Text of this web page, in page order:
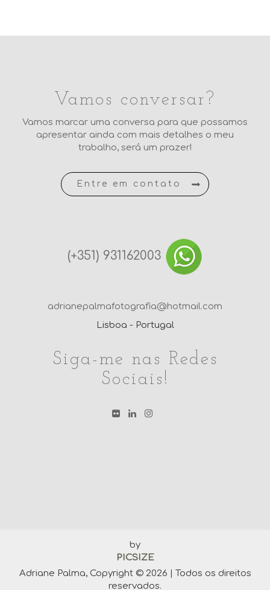
Vamos conversar?
Vamos marcar uma conversa para que possamos
apresentar ainda com mais detalhes o meu
trabalho, será um prazer!
Entre em contato
(+351) 931162003
adrianepalmafotografia@hotmail.com
Lisboa - Portugal
Siga-me nas Redes
Sociais!
by
PICSIZE
Adriane Palma, Copyright © 2026 | Todos os direitos
reservados.